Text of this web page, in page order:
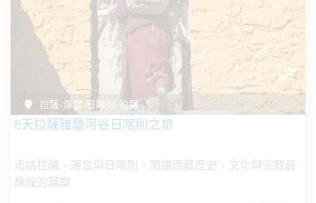
拉薩-澤當-日喀則-拉薩
8天拉薩雅礱河谷日喀則之旅
走訪拉薩、澤當與日喀則，閱讀西藏歷史、文化與宗教最
輝煌的篇章